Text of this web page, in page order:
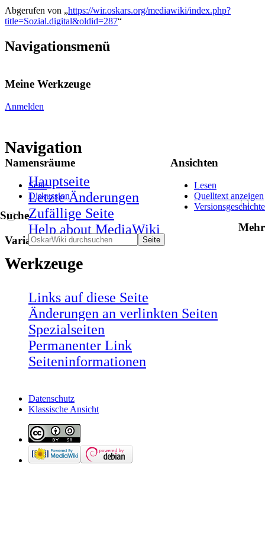
Abgerufen von „https://wir.oskars.org/mediawiki/index.php?
title=Sozial.digital&oldid=287“
Navigationsmenü
Meine Werkzeuge
Anmelden
Namensräume
Seite
Diskussion
Varianten
Ansichten
Lesen
Quelltext anzeigen
Versionsgeschichte
Mehr
Suche
Navigation
Hauptseite
Letzte Änderungen
Zufällige Seite
Help about MediaWiki
Werkzeuge
Links auf diese Seite
Änderungen an verlinkten Seiten
Spezialseiten
Permanenter Link
Seiten­informationen
Datenschutz
Klassische Ansicht